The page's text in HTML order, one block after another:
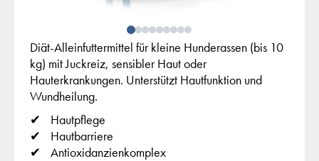
Diät-Alleinfuttermittel für kleine Hunderassen (bis 10
kg) mit Juckreiz, sensibler Haut oder
Hauterkrankungen. Unterstützt Hautfunktion und
Wundheilung.
Hautpflege
Hautbarriere
Antioxidanzienkomplex